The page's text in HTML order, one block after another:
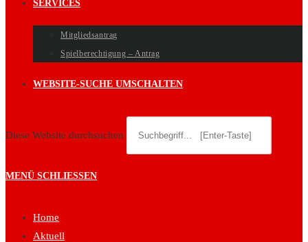
SERVICES
Mitgliedsantrag
Spielberechtigung – Antrag
WEBSITE-SUCHE UMSCHALTEN
Diese Website durchsuchen
MENÜ SCHLIESSEN
Home
Aktuell